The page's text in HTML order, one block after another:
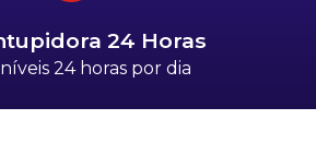
24 Horas
24 horas por dia